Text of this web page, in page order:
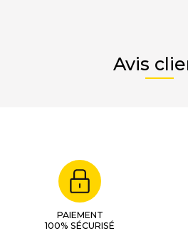
Avis
PAIEMENT
100% SÉCURISÉ